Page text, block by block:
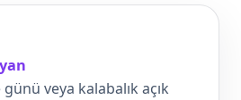
veya kalabalık açık